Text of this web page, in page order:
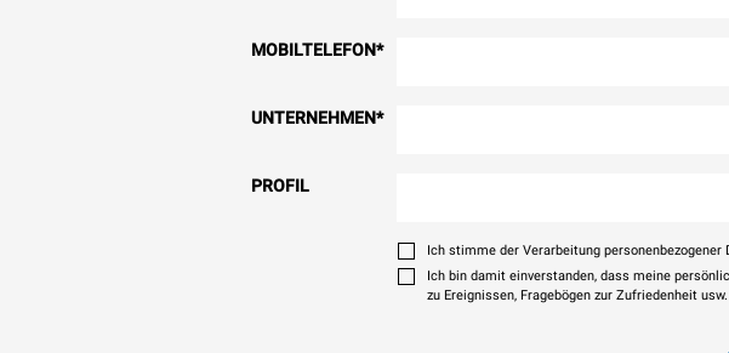
MOBILTELEFON*
UNTERNEHMEN*
PROFIL
Ich stimme der Verarbeitung personenbezogener
Ich bin damit einverstanden, dass meine
zu Ereignissen, Fragebögen zur Zufriedenheit